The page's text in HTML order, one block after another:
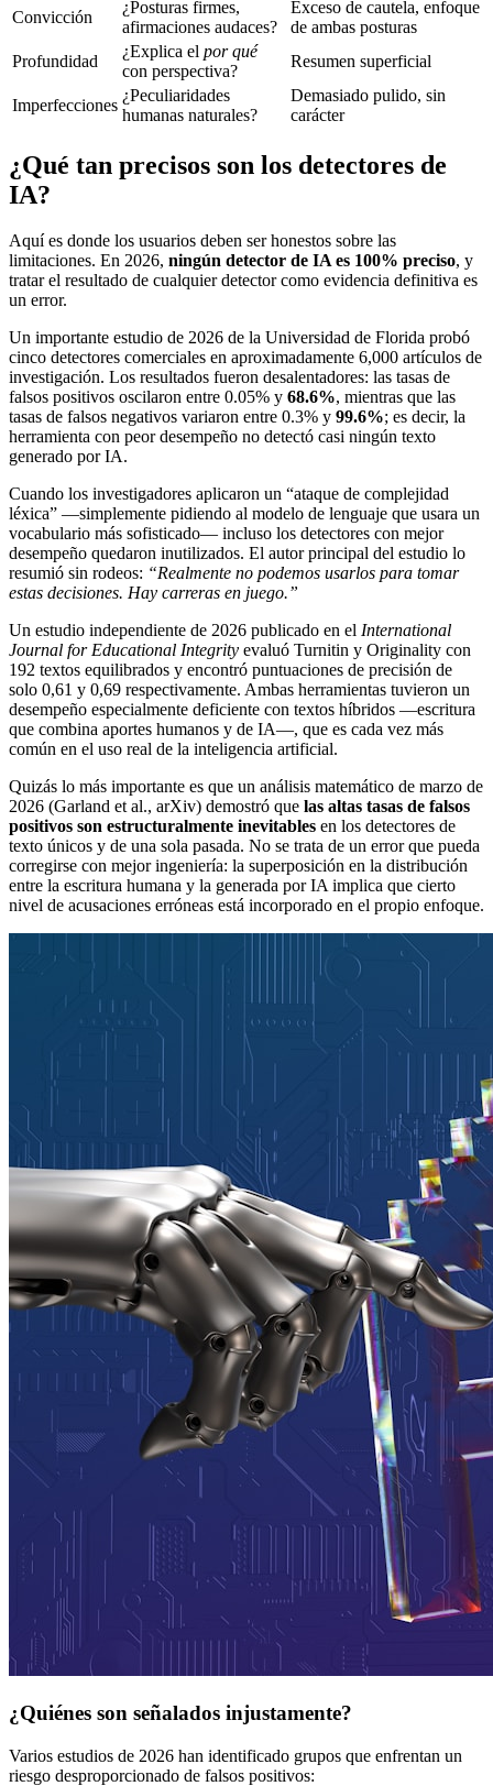
Convicción
¿Posturas firmes,
afirmaciones audaces?
Exceso de cautela, enfoque
de ambas posturas
Profundidad
¿Explica el por qué
con perspectiva?
Resumen superficial
Imperfecciones
¿Peculiaridades
humanas naturales?
Demasiado pulido, sin
carácter
¿Qué tan precisos son los detectores de
IA?
Aquí es donde los usuarios deben ser honestos sobre las
limitaciones. En 2026, ningún detector de IA es 100% preciso, y
tratar el resultado de cualquier detector como evidencia definitiva es
un error.
Un importante estudio de 2026 de la Universidad de Florida probó
cinco detectores comerciales en aproximadamente 6,000 artículos de
investigación. Los resultados fueron desalentadores: las tasas de
falsos positivos oscilaron entre 0.05% y 68.6%, mientras que las
tasas de falsos negativos variaron entre 0.3% y 99.6%; es decir, la
herramienta con peor desempeño no detectó casi ningún texto
generado por IA.
Cuando los investigadores aplicaron un “ataque de complejidad
léxica” —simplemente pidiendo al modelo de lenguaje que usara un
vocabulario más sofisticado— incluso los detectores con mejor
desempeño quedaron inutilizados. El autor principal del estudio lo
resumió sin rodeos: “Realmente no podemos usarlos para tomar
estas decisiones. Hay carreras en juego.”
Un estudio independiente de 2026 publicado en el International
Journal for Educational Integrity evaluó Turnitin y Originality con
192 textos equilibrados y encontró puntuaciones de precisión de
solo 0,61 y 0,69 respectivamente. Ambas herramientas tuvieron un
desempeño especialmente deficiente con textos híbridos —escritura
que combina aportes humanos y de IA—, que es cada vez más
común en el uso real de la inteligencia artificial.
Quizás lo más importante es que un análisis matemático de marzo de
2026 (Garland et al., arXiv) demostró que las altas tasas de falsos
positivos son estructuralmente inevitables en los detectores de
texto únicos y de una sola pasada. No se trata de un error que pueda
corregirse con mejor ingeniería: la superposición en la distribución
entre la escritura humana y la generada por IA implica que cierto
nivel de acusaciones erróneas está incorporado en el propio enfoque.
¿Quiénes son señalados injustamente?
Varios estudios de 2026 han identificado grupos que enfrentan un
riesgo desproporcionado de falsos positivos: